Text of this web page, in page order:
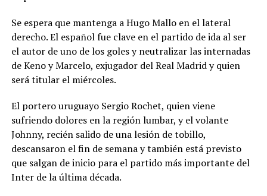
Se espera que mantenga a Hugo Mallo en el lateral
derecho. El español fue clave en el partido de ida al ser
el autor de uno de los goles y neutralizar las internadas
de Keno y Marcelo, exjugador del Real Madrid y quien
será titular el miércoles.
El portero uruguayo Sergio Rochet, quien viene
sufriendo dolores en la región lumbar, y el volante
Johnny, recién salido de una lesión de tobillo,
descansaron el fin de semana y también está previsto
que salgan de inicio para el partido más importante del
Inter de la última década.